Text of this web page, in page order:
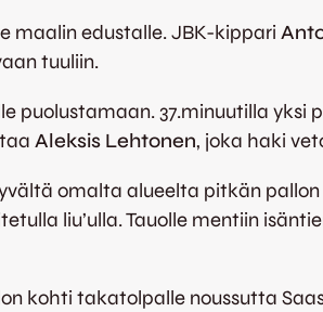
maalin edustalle. JBK-kippari
tuuliin.
puolustamaan. 37.minuutilla yksi
Aleksis Lehtonen, joka haki
omalta alueelta pitkän
liu’ulla. Tauolle mentiin
kohti takatolpalle noussutta